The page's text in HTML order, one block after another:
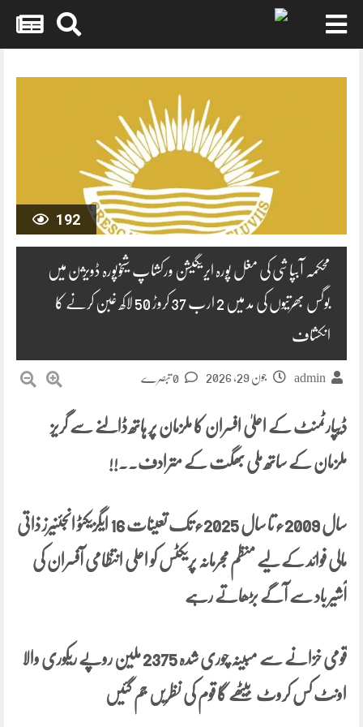
content
192
محکمہ آبپاشی کی مغل پورہ ایریگیشن ورکشاپ شیخوپورہ ڈویژن میں
بوگس بھرتیوں کی مد میں 2 ارب 37 کروڑ 50 لاکھ غبن کرنے کا
انکشاف
admin جون 29, 2026
ڈیپارٹمنٹ کے اعلیٰ افسران کا ملزمان پر ہاتھ ڈالنے سے گریز
ملزمان کے ساتھ ملی بھگت کے مترادف۔۔!!
سال 2009ء تا سال 2025ء تک تعینات 16 ایگزیکٹو انجئنیرز ذاتی
مالی فوائد کے لیے منظم مجرمانہ پریکٹس کو اعلی انتظامی آفسران کی
آشیر باد سے آگے بڑھاتے رہے
قومی خزانے سے مبینہ چوری شدہ 2375 ملین روپے ریکوری والا
اونٹ کس کروٹ بیٹھے گا قوم کی نظریں جم گئیں